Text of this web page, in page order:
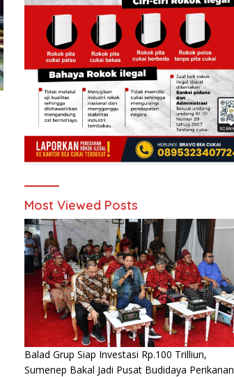
Most Viewed Posts
Balad Grup Siap Investasi Rp.100 Trilliun,
Sumenep Bakal Jadi Pusat Budidaya Perikanan